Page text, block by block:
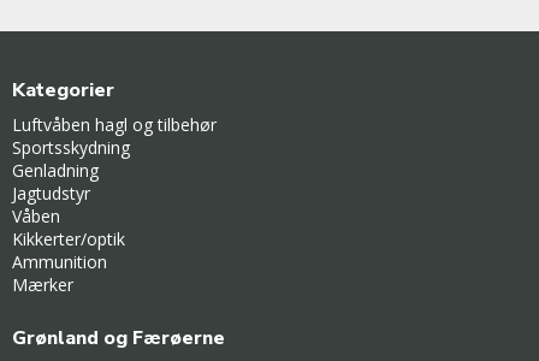
Kategorier
Luftvåben hagl og tilbehør
Sportsskydning
Genladning
Jagtudstyr
Våben
Kikkerter/optik
Ammunition
Mærker
Grønland og Færøerne